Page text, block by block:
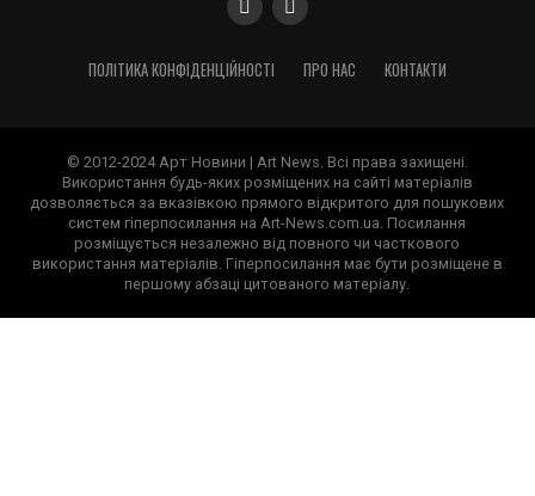
ПОЛІТИКА КОНФІДЕНЦІЙНОСТІ ПРО НАС КОНТАКТИ
© 2012-2024 Арт Новини | Art News. Всі права захищені.
Використання будь-яких розміщених на сайті матеріалів
дозволяється за вказівкою прямого відкритого для пошукових
систем гіперпосилання на Art-News.com.ua. Посилання
розміщується незалежно від повного чи часткового
використання матеріалів. Гіперпосилання має бути розміщене в
першому абзаці цитованого матеріалу.